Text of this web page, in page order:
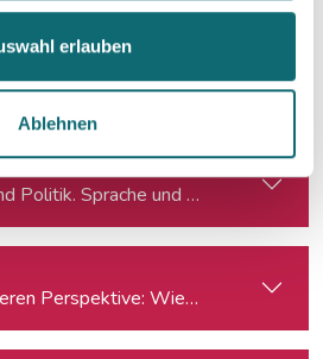
erlauben
Ablehnen
– souverän und authentisch
Politik. Sprache und Medien.
Perspektive: Wie